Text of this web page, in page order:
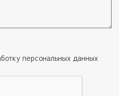
персональных данных